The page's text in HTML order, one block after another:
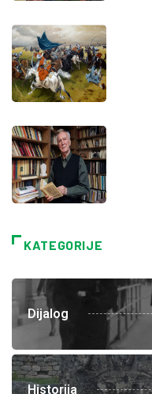
KATEGORIJE
Dijalog
Historija